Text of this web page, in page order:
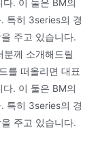
. 이 둘은 BM의
특히 3series의 경
주고 있습니다.
께 소개해드릴
를 떠올리면 대표
. 이 둘은 BM의
특히 3series의 경
주고 있습니다.